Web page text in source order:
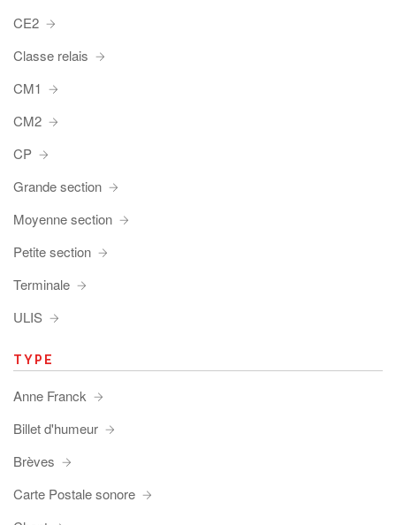
CE2
Classe relais
CM1
CM2
CP
Grande section
Moyenne section
Petite section
Terminale
ULIS
TYPE
Anne Franck
Billet d'humeur
Brèves
Carte Postale sonore